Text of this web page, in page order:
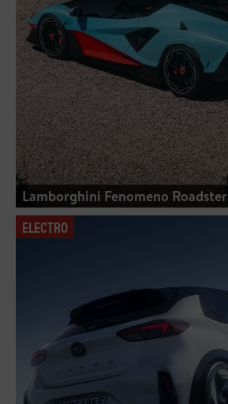
Lamborghini Fenomeno Roadster
ELECTRO